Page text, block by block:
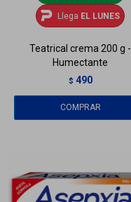
Llega EL LUNES
Teatrical crema 200 g -
Humectante
$ 490